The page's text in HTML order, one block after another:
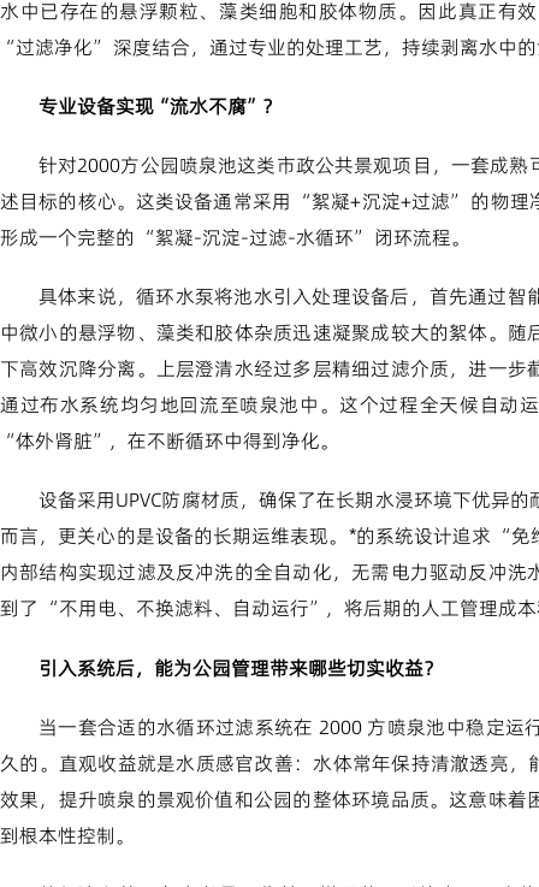
水中已存在的悬浮颗粒、藻类细胞和胶体物质。因此真正有
“过滤净化” 深度结合，通过专业的处理工艺，持续剥离水中
专业设备实现“流水不腐”？
针对2000方公园喷泉池这类市政公共景观项目，一套成熟
述目标的核心。这类设备通常采用 “絮凝+沉淀+过滤” 的物
形成一个完整的 “絮凝-沉淀-过滤-水循环” 闭环流程。
具体来说，循环水泵将池水引入处理设备后，首先通过
中微小的悬浮物、藻类和胶体杂质迅速凝聚成较大的絮体。
下高效沉降分离。上层澄清水经过多层精细过滤介质，进一
通过布水系统均匀地回流至喷泉池中。这个过程全天候自动
“体外肾脏”，在不断循环中得到净化。
设备采用UPVC防腐材质，确保了在长期水浸环境下优异
而言，更关心的是设备的长期运维表现。*的系统设计追求 “
内部结构实现过滤及反冲洗的全自动化，无需电力驱动反冲
到了 “不用电、不换滤料、自动运行”，将后期的人工管理成
引入系统后，能为公园管理带来哪些切实收益？
当一套合适的水循环过滤系统在 2000 方喷泉池中稳定运
久的。直观收益就是水质感官改善：水体常年保持清澈透亮
效果，提升喷泉的景观价值和公园的整体环境品质。这意味
到根本性控制。